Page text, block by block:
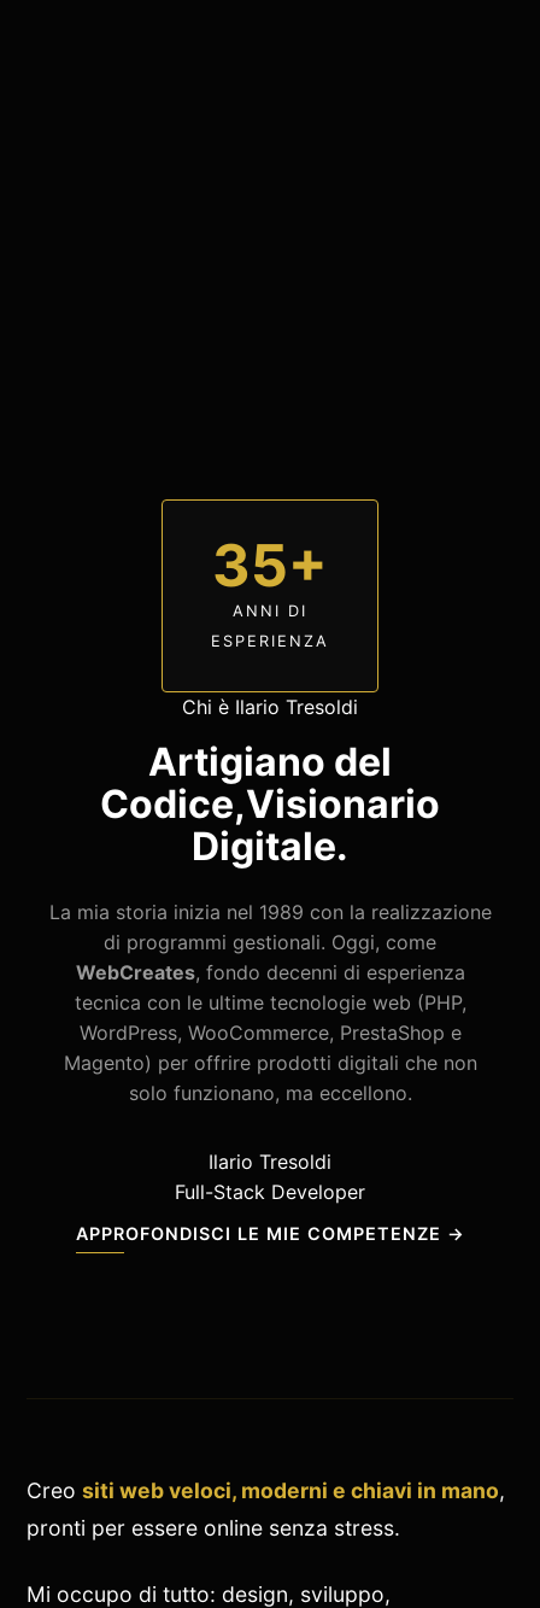
35+
ANNI DI
ESPERIENZA
Chi è Ilario Tresoldi
Artigiano del
Codice,Visionario
Digitale.
La mia storia inizia nel 1989 con la realizzazione
di programmi gestionali. Oggi, come
WebCreates, fondo decenni di esperienza
tecnica con le ultime tecnologie web (PHP,
WordPress, WooCommerce, PrestaShop e
Magento) per offrire prodotti digitali che non
solo funzionano, ma eccellono.
Ilario Tresoldi
Full-Stack Developer
APPROFONDISCI LE MIE COMPETENZE →
Creositi web veloci, moderni e chiavi in mano,
pronti per essere online senza stress.
Mi occupo di tutto: design, sviluppo,